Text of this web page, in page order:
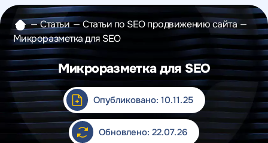
Разработка сайтов
Разработка прототипов
Разработка контента
Реклама у блогеров
Веб-аналитика
— Статьи — Статьи по SEO продвижению сайта —
Микроразметка для SEO
Микроразметка для SEO
Опубликовано: 10.11.25
Обновлено: 22.07.26